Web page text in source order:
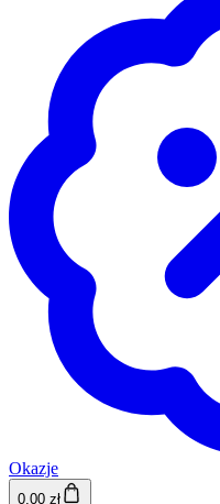
Okazje
0,00 zł